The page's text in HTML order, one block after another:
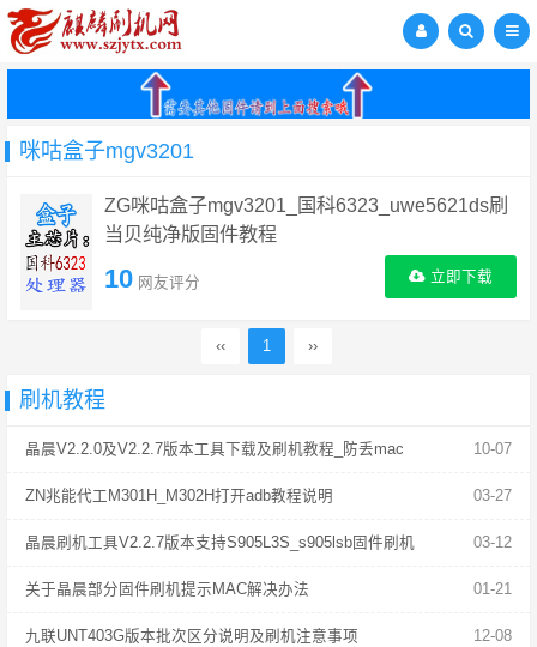
咪咕盒子mgv3201
ZG咪咕盒子mgv3201_国科6323_uwe5621ds刷
当贝纯净版固件教程
10 网友评分 立即下载
‹‹ 1 ››
刷机教程
10-07
晶晨V2.2.0及V2.2.7版本工具下载及刷机教程_防丢mac
03-27
ZN兆能代工M301H_M302H打开adb教程说明
03-12
晶晨刷机工具V2.2.7版本支持S905L3S_s905lsb固件刷机
01-21
关于晶晨部分固件刷机提示MAC解决办法
12-08
九联UNT403G版本批次区分说明及刷机注意事项